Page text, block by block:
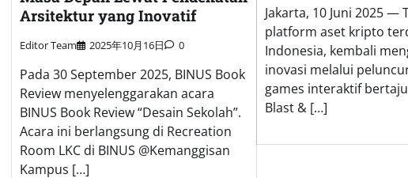
Arsitektur yang Inovatif
Editor Team 2025年10月16日 0
Pada 30 September 2025, BINUS Book
Review menyelenggarakan acara
BINUS Book Review “Desain Sekolah”.
Acara ini berlangsung di Recreation
Room LKC di BINUS @Kemanggisan
Kampus […]
Jakarta, 10 Juni 2025 —
platform aset kripto
Indonesia, kembali
inovasi melalui
games interaktif
Blast & […]